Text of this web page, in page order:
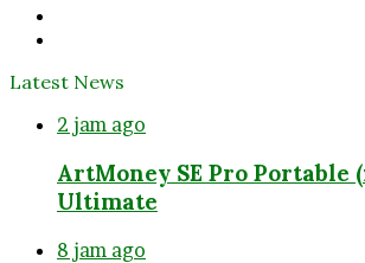
Latest News
2 jam ago
ArtMoney SE Pro Portable
Ultimate
8 jam ago